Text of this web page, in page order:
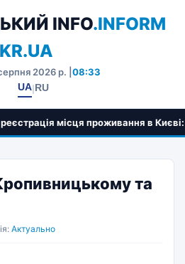
INFO.INFORM
KR.UA
2026 р. | 08:33
UA|RU
проживання в Києві: ключові
та
Актуально